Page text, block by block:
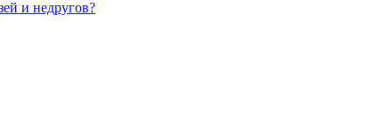
и недругов?